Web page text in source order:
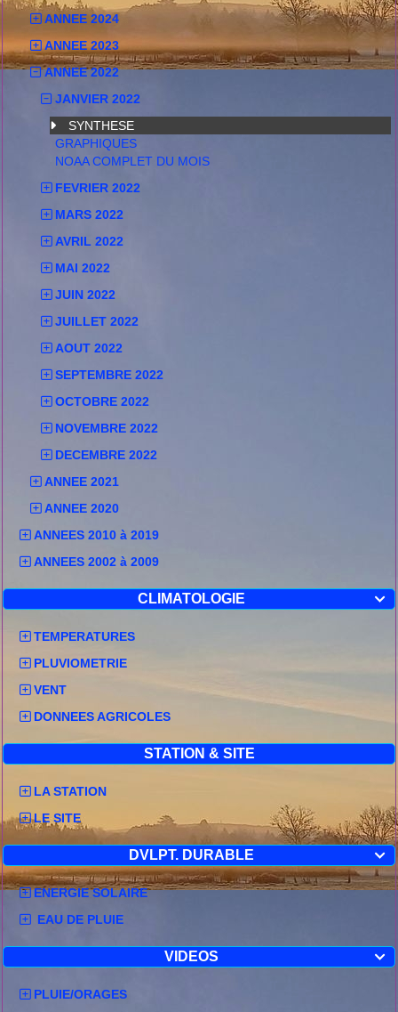
ANNEE 2024
ANNEE 2023
ANNEE 2022
JANVIER 2022
SYNTHESE
GRAPHIQUES
NOAA COMPLET DU MOIS
FEVRIER 2022
MARS 2022
AVRIL 2022
MAI 2022
JUIN 2022
JUILLET 2022
AOUT 2022
SEPTEMBRE 2022
OCTOBRE 2022
NOVEMBRE 2022
DECEMBRE 2022
ANNEE 2021
ANNEE 2020
ANNEES 2010 à 2019
ANNEES 2002 à 2009

CLIMATOLOGIE
TEMPERATURES
PLUVIOMETRIE
VENT
DONNEES AGRICOLES
STATION & SITE
LA STATION
LE SITE

DVLPT. DURABLE
ENERGIE SOLAIRE
EAU DE PLUIE

VIDEOS
PLUIE/ORAGES